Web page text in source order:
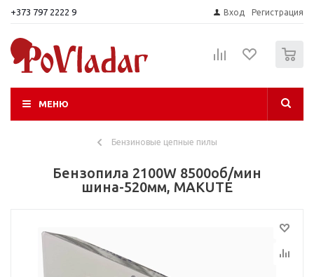
+373 797 2222 9 Вход Регистрация
МЕНЮ
Бензиновые цепные пилы
Бензопила 2100W 8500об/мин
шина-520мм, MAKUTE